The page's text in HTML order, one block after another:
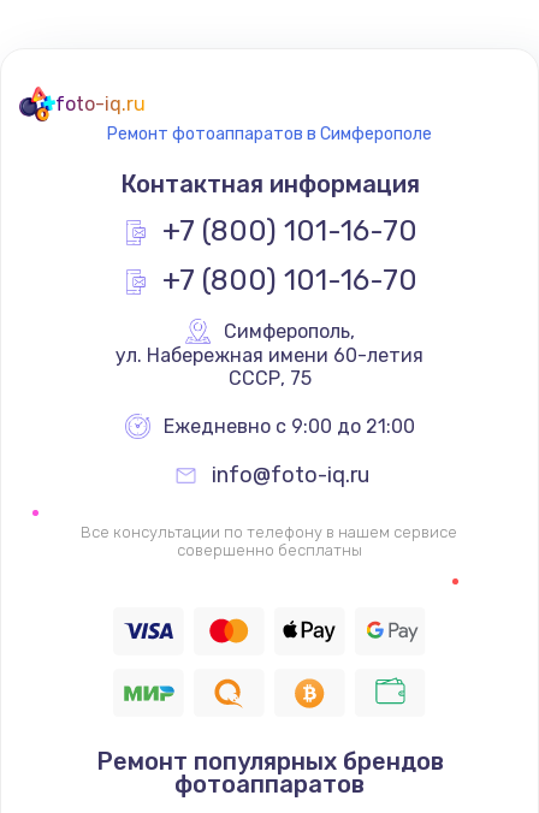
foto-iq.ru
Ремонт фотоаппаратов в Симферополе
Контактная информация
+7 (800) 101-16-70
+7 (800) 101-16-70
Симферополь,
СССР, 75
Ежедневно с 9:00 до 21:00
info@foto-iq.ru
Все консультации по телефону в нашем сервисе
совершенно бесплатны
Ремонт популярных брендов
фотоаппаратов